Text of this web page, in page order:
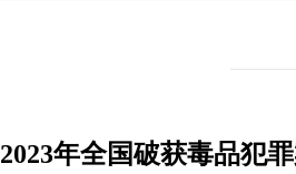
2023年全国破获毒品犯